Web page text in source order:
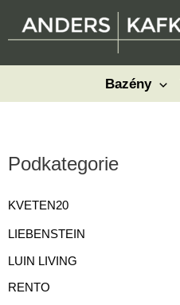
Bazény
Podkategorie
KVETEN20
LIEBENSTEIN
LUIN LIVING
RENTO